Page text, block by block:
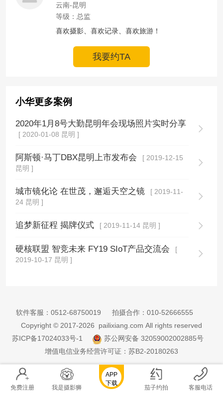
云南-昆明
等级：总监
喜欢摄影、喜欢记录、喜欢旅游！
我要约TA
小华更多案例
2020年1月8号大勤昆明年会现场照片实时分享
[ 2020-01-08 昆明 ]
阿斯顿·马丁DBX昆明上市发布会
[ 2019-12-15
昆明 ]
城市镜化论 在世茂，邂逅天空之镜
[ 2019-11-
24 昆明 ]
追梦新征程 揭牌仪式 [ 2019-11-14 昆明 ]
硬核联盟 智竞未来 FY19 SIoT产品交流会
[
2019-10-17 昆明 ]
软件客服： 0512-68750019 拍摄合作： 010-52666555
Copyright © 2017-2026 pailixiang.com All rights reserved
苏ICP备17024033号-1
苏公网安备 32059002002885号
增值电信业务经营许可证：苏B2-20180263
免费注册 我是摄影狮
APP
下载
茄子约拍 客服电话